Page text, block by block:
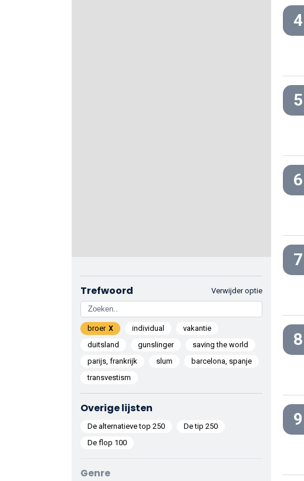
Genre
Verwijder optie
Trefwoord
broer individual
vakantie
duitsland
gunslinger
saving the world
parijs, frankrijk
slum
barcelona, spanje
transvestism
Overige lijsten
De alternatieve top 250
De tip 250
De flop 100
4
5
6
7
8
9